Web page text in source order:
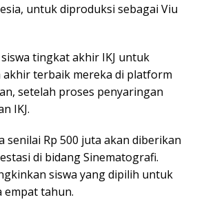
untuk diproduksi sebagai Viu
tingkat akhir IKJ untuk
akhir terbaik mereka di platform
setelah proses penyaringan
IKJ.
senilai Rp 500 juta akan diberikan
di bidang Sinematografi.
siswa yang dipilih untuk
empat tahun.